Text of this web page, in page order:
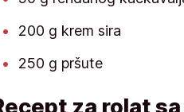
200 g krem sira
250 g pršute
za rolat